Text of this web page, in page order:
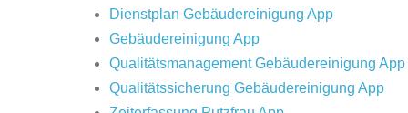
Dienstplan Gebäudereinigung App
Gebäudereinigung App
Qualitätsmanagement Gebäudereinigung App
Qualitätssicherung Gebäudereinigung App